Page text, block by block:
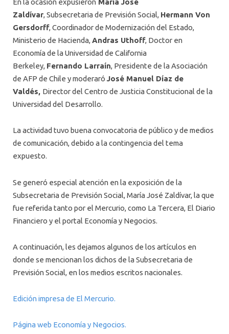
En la ocasión expusieron María José
Zaldívar, Subsecretaria de Previsión Social, Hermann Von
Gersdorff, Coordinador de Modernización del Estado,
Ministerio de Hacienda, Andras Uthoff, Doctor en
Economía de la Universidad de California
Berkeley, Fernando Larraín, Presidente de la Asociación
de AFP de Chile y moderaró José Manuel Díaz de
Valdés, Director del Centro de Justicia Constitucional de la
Universidad del Desarrollo.
La actividad tuvo buena convocatoria de público y de medios
de comunicación, debido a la contingencia del tema
expuesto.
Se generó especial atención en la exposición de la
Subsecretaria de Previsión Social, María José Zaldívar, la que
fue referida tanto por el Mercurio, como La Tercera, El Diario
Financiero y el portal Economía y Negocios.
A continuación, les dejamos algunos de los artículos en
donde se mencionan los dichos de la Subsecretaria de
Previsión Social, en los medios escritos nacionales.
Edición impresa de El Mercurio.
Página web Economía y Negocios.